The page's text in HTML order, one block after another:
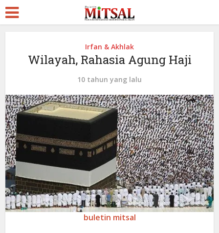
Irfan & Akhlak
Wilayah, Rahasia Agung Haji
10 tahun yang lalu
buletin mitsal